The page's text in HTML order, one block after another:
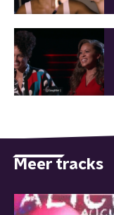
Meer tracks